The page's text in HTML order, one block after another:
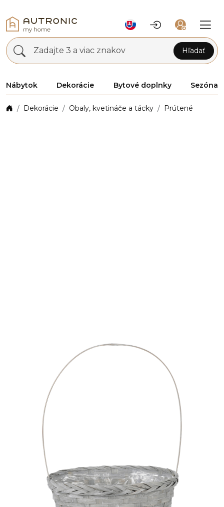
Zadajte 3 a viac znakov Hľadať
Nábytok Dekorácie Bytové doplnky Sezóna
Dekorácie Obaly, kvetináče a tácky Prútené